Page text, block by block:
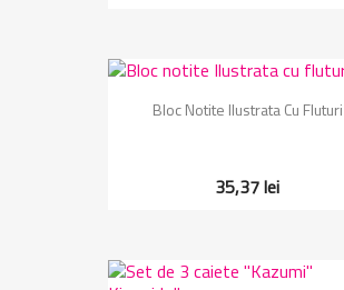
Vizualizare rapida
Bloc Notite Ilustrata Cu Fluturi
35,37 lei